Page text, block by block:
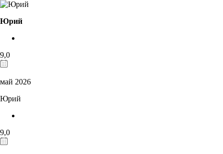
Юрий
9,0
май 2026
Юрий
9,0